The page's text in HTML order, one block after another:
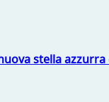
stella